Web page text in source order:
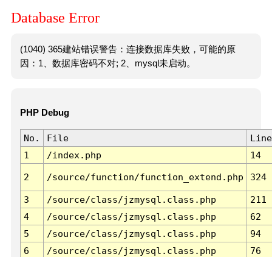
Database Error
(1040) 365建站错误警告：连接数据库失败，可能的原
因：1、数据库密码不对; 2、mysql未启动。
PHP Debug
No. File
Line
1
/index.php 14
2 /source/function/function_extend.php 324
3 /source/class/jzmysql.class.php
211
4
/source/class/jzmysql.class.php
62
5
/source/class/jzmysql.class.php
94
6
/source/class/jzmysql.class.php 76